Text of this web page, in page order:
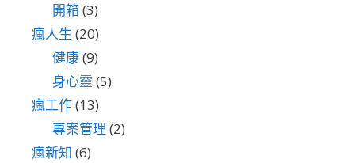
開箱(3)
瘋人生 (20)
健康(9)
身心靈 (5)
瘋工作(13)
專案管理 (2)
瘋新知 (6)